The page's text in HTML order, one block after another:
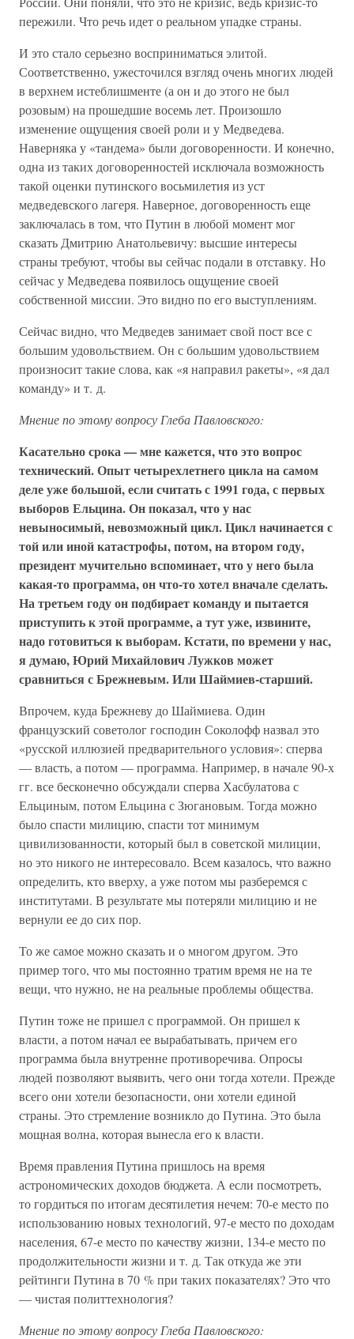
пережили. Что речь идет о реальном упадке страны.
И это стало серьезно восприниматься элитой.
Соответственно, ужесточился взгляд очень многих людей
в верхнем истеблишменте (а он и до этого не был
розовым) на прошедшие восемь лет. Произошло
изменение ощущения своей роли и у Медведева.
Наверняка у «тандема» были договоренности. И конечно,
одна из таких договоренностей исключала возможность
такой оценки путинского восьмилетия из уст
медведевского лагеря. Наверное, договоренность еще
заключалась в том, что Путин в любой момент мог
сказать Дмитрию Анатольевичу: высшие интересы
страны требуют, чтобы вы сейчас подали в отставку. Но
сейчас у Медведева появилось ощущение своей
собственной миссии. Это видно по его выступлениям.
Сейчас видно, что Медведев занимает свой пост все с
большим удовольствием. Он с большим удовольствием
произносит такие слова, как «я направил ракеты», «я дал
команду» и т. д.
Мнение по этому вопросу Глеба Павловского:
Касательно срока — мне кажется, что это вопрос
технический. Опыт четырехлетнего цикла на самом
деле уже большой, если считать с 1991 года, с первых
выборов Ельцина. Он показал, что у нас
невыносимый, невозможный цикл. Цикл начинается с
той или иной катастрофы, потом, на втором году,
президент мучительно вспоминает, что у него была
какая-то программа, он что-то хотел вначале сделать.
На третьем году он подбирает команду и пытается
приступить к этой программе, а тут уже, извините,
надо готовиться к выборам. Кстати, по времени у нас,
я думаю, Юрий Михайлович Лужков может
сравниться с Брежневым. Или Шаймиев-старший.
Впрочем, куда Брежневу до Шаймиева. Один
французский советолог господин Соколофф назвал это
«русской иллюзией предварительного условия»: сперва
— власть, а потом — программа. Например, в начале 90-х
гг. все бесконечно обсуждали сперва Хасбулатова с
Ельциным, потом Ельцина с Зюгановым. Тогда можно
было спасти милицию, спасти тот минимум
цивилизованности, который был в советской милиции,
но это никого не интересовало. Всем казалось, что важно
определить, кто вверху, а уже потом мы разберемся с
институтами. В результате мы потеряли милицию и не
вернули ее до сих пор.
То же самое можно сказать и о многом другом. Это
пример того, что мы постоянно тратим время не на те
вещи, что нужно, не на реальные проблемы общества.
Путин тоже не пришел с программой. Он пришел к
власти, а потом начал ее вырабатывать, причем его
программа была внутренне противоречива. Опросы
людей позволяют выявить, чего они тогда хотели. Прежде
всего они хотели безопасности, они хотели единой
страны. Это стремление возникло до Путина. Это была
мощная волна, которая вынесла его к власти.
Время правления Путина пришлось на время
астрономических доходов бюджета. А если посмотреть,
то гордиться по итогам десятилетия нечем: 70-е место по
использованию новых технологий, 97-е место по доходам
населения, 67-е место по качеству жизни, 134-е место по
продолжительности жизни и т. д. Так откуда же эти
рейтинги Путина в 70 % при таких показателях? Это что
— чистая политтехнология?
Мнение по этому вопросу Глеба Павловского: